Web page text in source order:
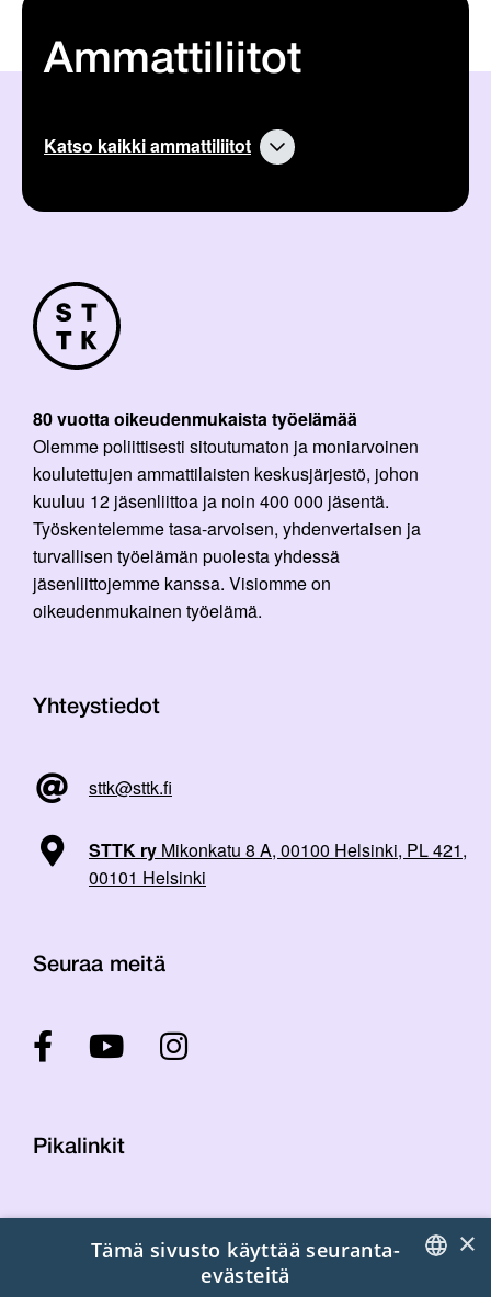
Ammattiliitot
Katso kaikki ammattiliitot
80 vuotta oikeudenmukaista työelämää
Olemme poliittisesti sitoutumaton ja moniarvoinen
koulutettujen ammattilaisten keskusjärjestö, johon
kuuluu 12 jäsenliittoa ja noin 400 000 jäsentä.
Työskentelemme tasa-arvoisen, yhdenvertaisen ja
turvallisen työelämän puolesta yhdessä
jäsenliittojemme kanssa. Visiomme on
oikeudenmukainen työelämä.
Yhteystiedot
sttk@sttk.fi
STTK ry Mikonkatu 8 A, 00100 Helsinki, PL 421,
00101 Helsinki
Seuraa meitä
Pikalinkit
Laskutustiedot
×
Tämä sivusto käyttää seuranta-
evästeitä